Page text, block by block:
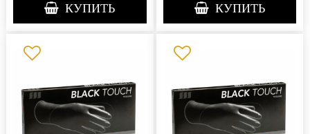
КУПИТЬ КУПИТЬ